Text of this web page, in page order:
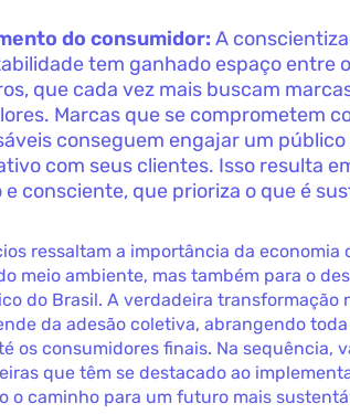
do consumidor: A
tem ganhado espaço entre
que cada vez mais buscam
Marcas que se comprometem
conseguem engajar um
com seus clientes. Isso resulta
e consciente, que prioriza o que é
ressaltam a importância da economia
meio ambiente, mas também para o
do Brasil. A verdadeira transformação
da adesão coletiva, abrangendo
os consumidores finais. Na sequência,
que têm se destacado ao
o caminho para um futuro mais